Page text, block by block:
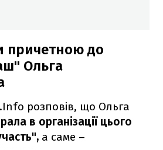
причетною до
Ольга
розповів, що Ольга
в організації цього
а саме –